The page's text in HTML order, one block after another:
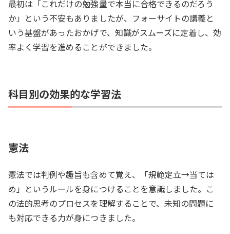
最初は「これだけの勉強量で本当に合格できるのだろう
か」という不安もありましたが、フォーサイトの講義と
いう基盤があったおかげで、知識がスムーズに定着し、効
率よく学習を進めることができました。
科目別の効果的な学習法
憲法
憲法では判例や趣旨も含めて覚え、「規範定立→当ては
め」というルールを身につけることを意識しました。こ
の法的思考のプロセスを理解することで、未知の問題に
も対応できる力が身につきました。